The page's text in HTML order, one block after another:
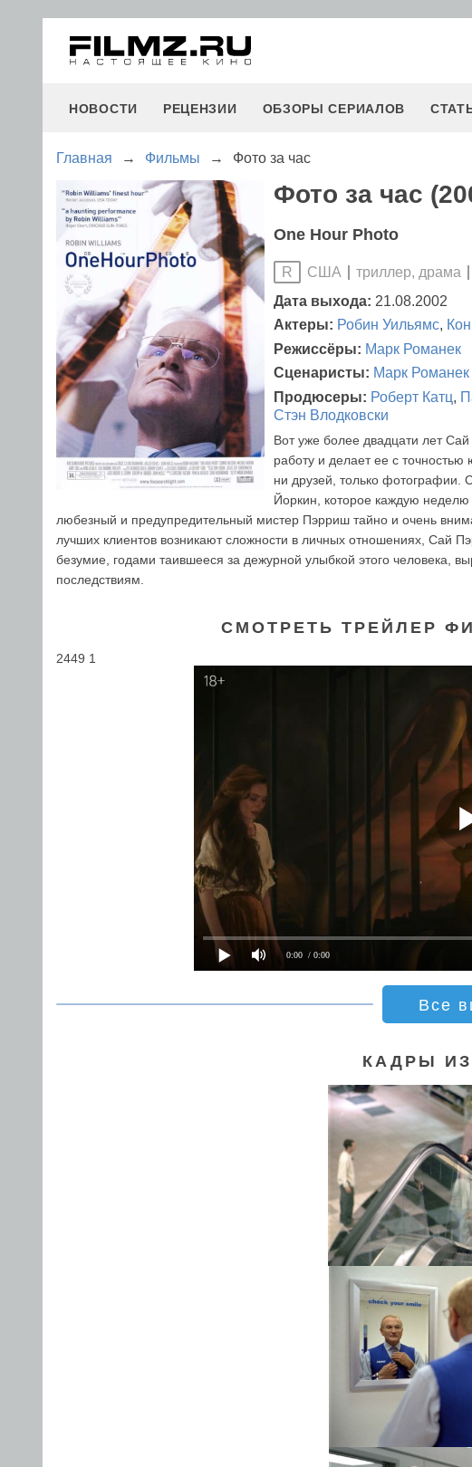
НОВОСТИ РЕЦЕНЗИИ ОБЗОРЫ СЕРИАЛОВ
Главная → Фильмы → Фото за час
Фото за час
One Hour Photo
R США триллер, драма
Дата выхода: 21.08.2002
Актеры: Робин Уильямс,
Режиссёры: Марк Романек
Сценаристы: Марк Романек
Продюсеры: Роберт Катц,
Стэн Влодковски
Вот уже более двадцати лет
работу и делает ее с
ни друзей, только фотографии.
Йоркин, которое каждую
любезный и предупредительный мистер Пэрриш тайно и очень
лучших клиентов возникают сложности в личных отношениях, Сай
безумие, годами таившееся за дежурной улыбкой этого человека,
последствиям.
СМОТРЕТЬ ТРЕЙЛЕР
2449 1
0:00 / 0:00
Все
КАДРЫ